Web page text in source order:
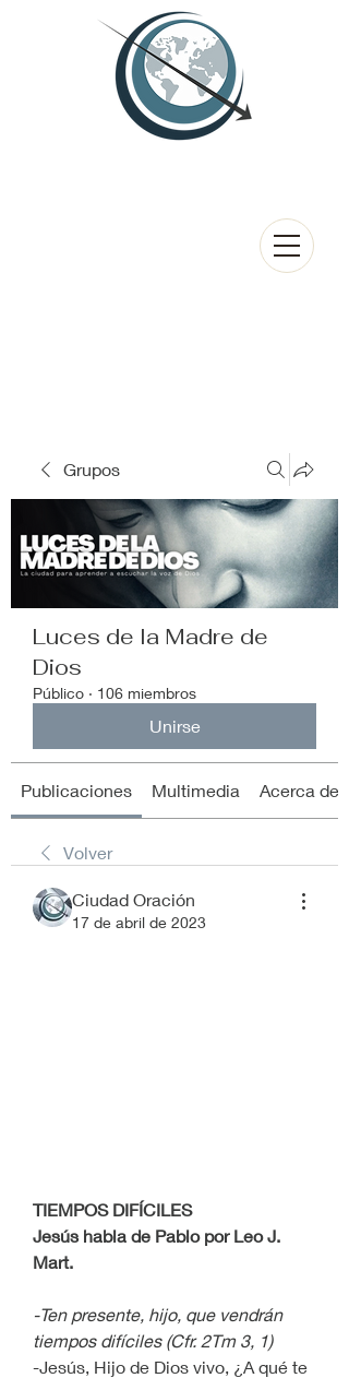
Grupos
Luces de la Madre de
Dios
Público · 106 miembros
Unirse
Publicaciones Multimedia Acerca de
Volver
Ciudad Oración
17 de abril de 2023
TIEMPOS DIFÍCILES
Jesús habla de Pablo por Leo J.
Mart.
-Ten presente, hijo, que vendrán
tiempos difíciles (Cfr. 2Tm 3, 1)
-Jesús, Hijo de Dios vivo, ¿A qué te